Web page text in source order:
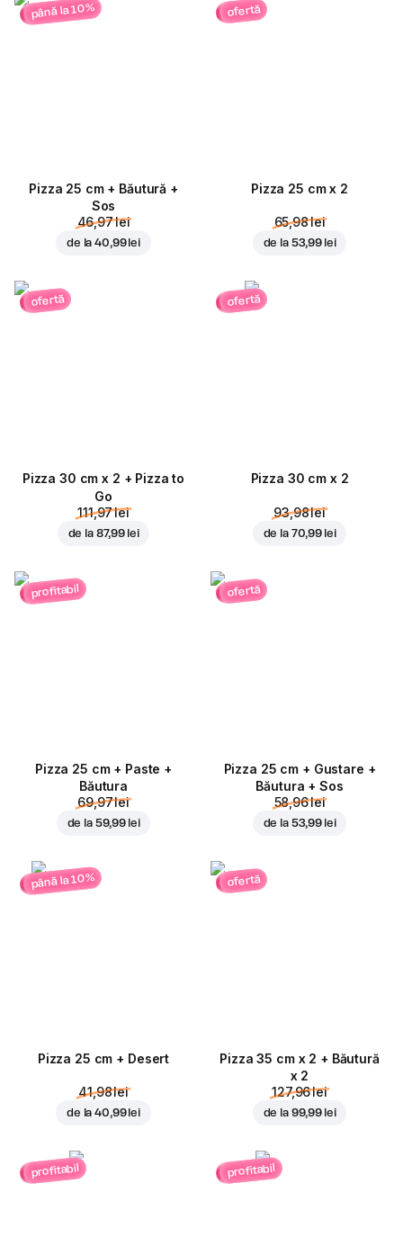
până la 10%
Pizza 25 cm + Băutură +
Sos
46,97 lei
de la40,99 lei
ofertă
Pizza 25 cm x 2
65,98 lei
de la 53,99 lei
ofertă
Pizza 30 cm x 2 + Pizza to
Go
111,97 lei
de la 87,99 lei
ofertă
Pizza 30 cm x 2
93,98 lei
de la 70,99 lei
profitabil
Pizza 25 cm + Paste +
Băutura
69,97 lei
de la 59,99 lei
ofertă
Pizza 25 cm + Gustare +
Băutura + Sos
58,96 lei
de la 53,99 lei
până la 10%
Pizza 25 cm + Desert
41,98 lei
de la40,99 lei
ofertă
Pizza 35 cm x 2 + Băutură
x 2
127,96 lei
de la 99,99 lei
profitabil profitabil